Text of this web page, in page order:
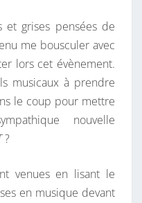
et grises pensées de
me bousculer avec
lors cet évènement.
musicaux à prendre
le coup pour mettre
nouvelle
?
venues en lisant le
en musique devant